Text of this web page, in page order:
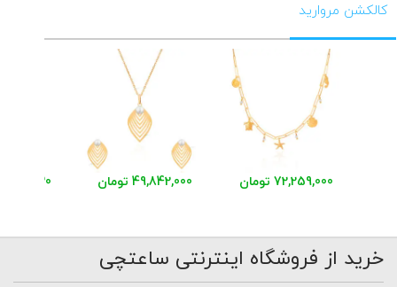
کالکشن مروارید
72,259,000 تومان 49,842,000 تومان 26,944,830
خرید از فروشگاه اینترنتی ساعتچی